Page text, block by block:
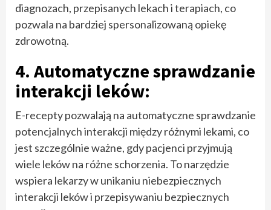
diagnozach, przepisanych lekach i terapiach, co
pozwala na bardziej spersonalizowaną opiekę
zdrowotną.
4. Automatyczne sprawdzanie
interakcji leków:
E-recepty pozwalają na automatyczne sprawdzanie
potencjalnych interakcji między różnymi lekami, co
jest szczególnie ważne, gdy pacjenci przyjmują
wiele leków na różne schorzenia. To narzędzie
wspiera lekarzy w unikaniu niebezpiecznych
interakcji leków i przepisywaniu bezpiecznych